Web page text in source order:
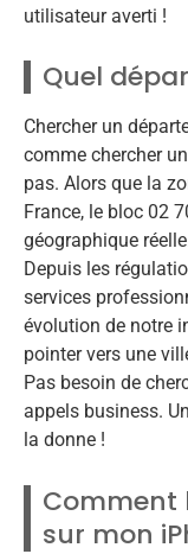
utilisateur averti !
Quel
Chercher un
comme chercher
pas. Alors que la
France, le bloc 02
géographique
Depuis les
services
évolution de notre
pointer vers une
Pas besoin de
appels business.
la donne !
Comment
sur mon